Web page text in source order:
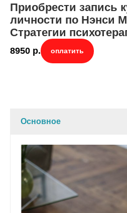
Приобрести запись
личности по Нэнси
Стратегии
8950 р. оплатить